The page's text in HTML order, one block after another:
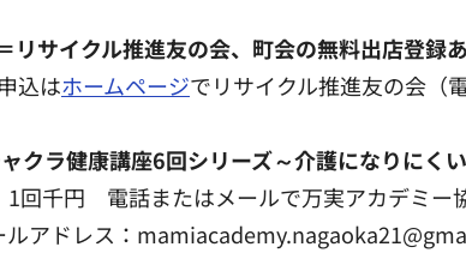
サイクル推進友の会、町会の無料出店登録あ
込はホームページでリサイクル推進友の会（
ラ健康講座6回シリーズ～介護になりにく
千円 電話またはメールで万実アカデミー
アドレス：